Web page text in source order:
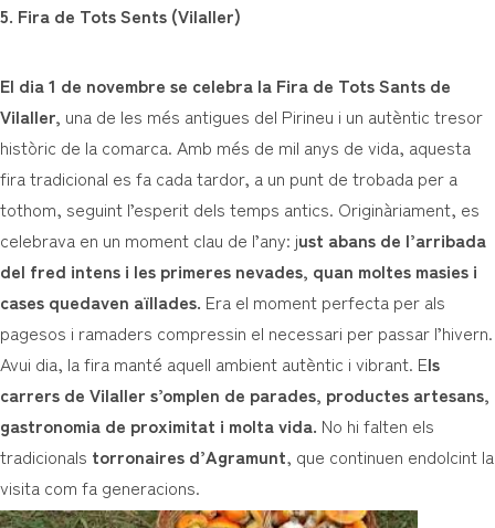
5. Fira de Tots Sents (Vilaller)
El dia 1 de novembre se celebra la Fira de Tots Sants de
Vilaller, una de les més antigues del Pirineu i un autèntic tresor
històric de la comarca. Amb més de mil anys de vida, aquesta
fira tradicional es fa cada tardor, a un punt de trobada per a
tothom, seguint l’esperit dels temps antics. Originàriament, es
celebrava en un moment clau de l’any: just abans de l’arribada
del fred intens i les primeres nevades, quan moltes masies i
cases quedaven aïllades. Era el moment perfecta per als
pagesos i ramaders compressin el necessari per passar l’hivern.
Avui dia, la fira manté aquell ambient autèntic i vibrant. Els
carrers de Vilaller s’omplen de parades, productes artesans,
gastronomia de proximitat i molta vida. No hi falten els
tradicionals torronaires d’Agramunt, que continuen endolcint la
visita com fa generacions.